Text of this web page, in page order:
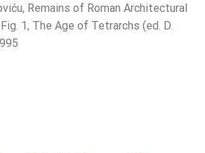
Remains of Roman Architectural
1, The Age of Tetrarchs (ed. D.